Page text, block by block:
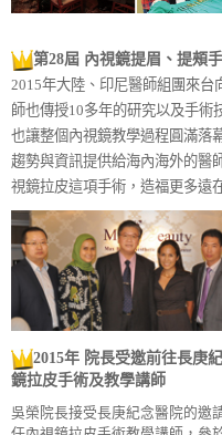
第28屆 內視鏡提眉、提頰
2015年大陸、印尼醫師組團來
師也傳授10多年的研究以及手術
也讓整個內視鏡教學過程圓滿落
趨勢與資訊提供給海內海外的醫
視鏡拉皮這項手術，造福更多遠
2015年 院長受邀前往長庚
鏡拉皮手術及教學講師
吳榮院長接受長庚紀念醫院的邀